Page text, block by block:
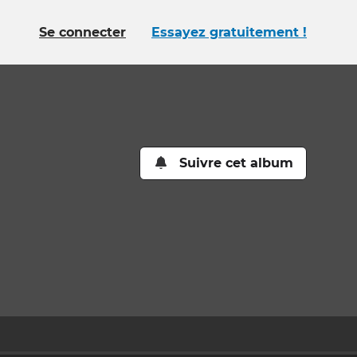
Se connecter Essayez gratuitement !
Suivre cet album